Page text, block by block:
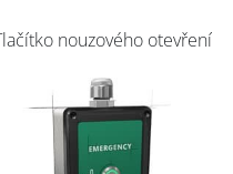
nouzového otevření